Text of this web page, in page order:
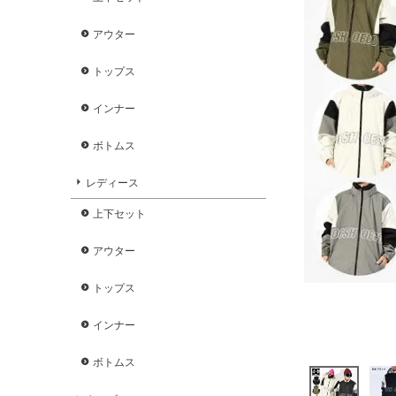
アウター
トップス
インナー
ボトムス
レディース
上下セット
アウター
トップス
インナー
ボトムス